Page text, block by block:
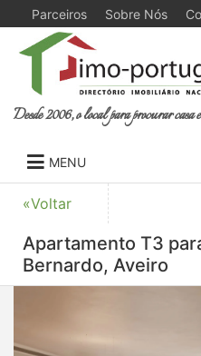
Parceiros Sobre Nós
Desde 2006, o local para procurar
MENU
«Voltar
Apartamento T3
Bernardo, Aveiro